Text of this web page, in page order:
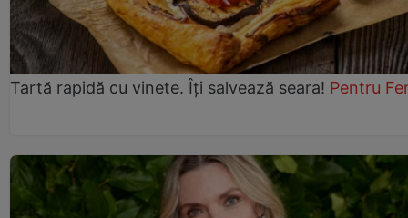
Tartă rapidă cu vinete. Îți salvează seara! Pentru